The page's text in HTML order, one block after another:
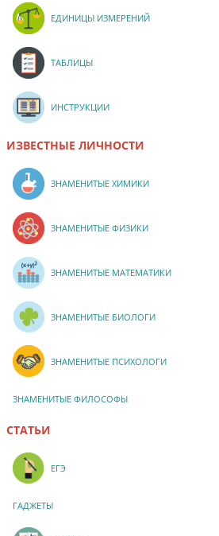
ЕДИНИЦЫ ИЗМЕРЕНИЙ
ТАБЛИЦЫ
ИНСТРУКЦИИ
ИЗВЕСТНЫЕ ЛИЧНОСТИ
ЗНАМЕНИТЫЕ ХИМИКИ
ЗНАМЕНИТЫЕ ФИЗИКИ
ЗНАМЕНИТЫЕ МАТЕМАТИКИ
ЗНАМЕНИТЫЕ БИОЛОГИ
ЗНАМЕНИТЫЕ ПСИХОЛОГИ
ЗНАМЕНИТЫЕ ФИЛОСОФЫ
СТАТЬИ
ЕГЭ
ГАДЖЕТЫ